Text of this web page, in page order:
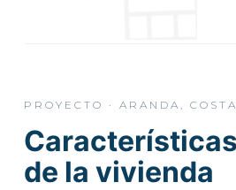
PROYECTO · ARANDA,
Características
de la vivienda